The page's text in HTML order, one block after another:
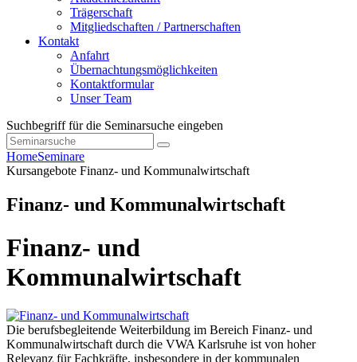
Trägerschaft
Mitgliedschaften / Partnerschaften
Kontakt
Anfahrt
Übernachtungsmöglichkeiten
Kontaktformular
Unser Team
Suchbegriff für die Seminarsuche eingeben
HomeSeminare
Kursangebote Finanz- und Kommunalwirtschaft
Finanz- und Kommunalwirtschaft
Finanz- und
Kommunalwirtschaft
Die berufsbegleitende Weiterbildung im Bereich Finanz- und
Kommunalwirtschaft durch die VWA Karlsruhe ist von hoher
Relevanz für Fachkräfte, insbesondere in der kommunalen